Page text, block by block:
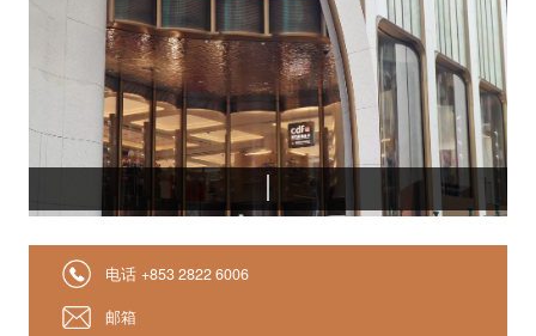
电话 +853 2822 6006
邮箱